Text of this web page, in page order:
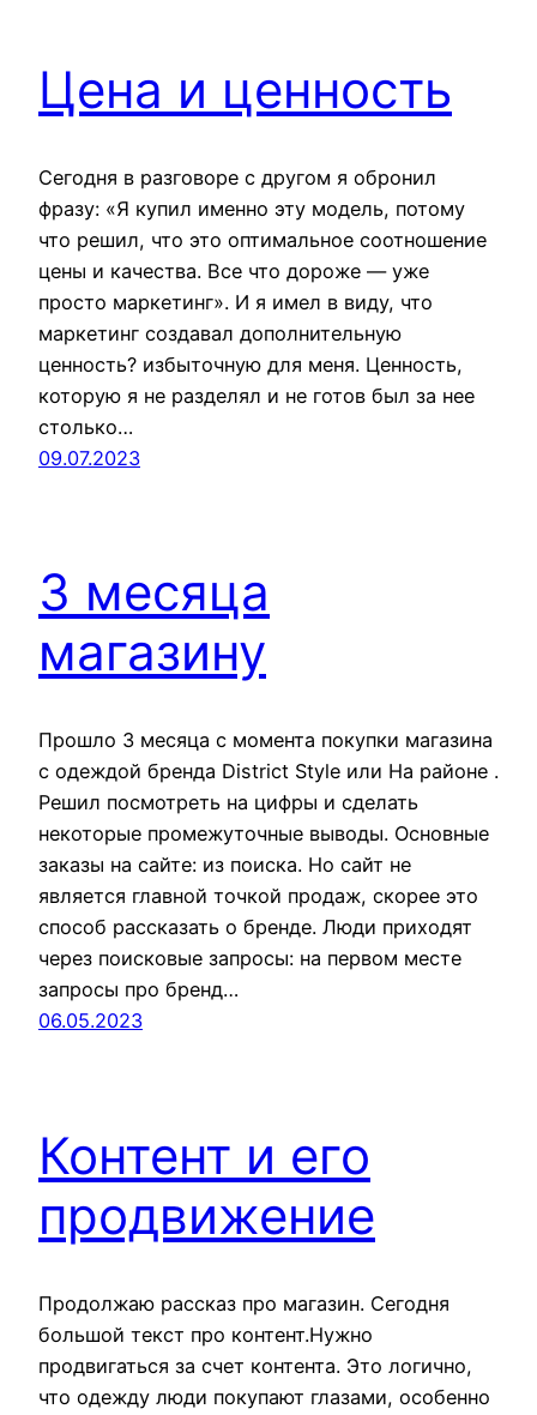
Цена и ценность
Сегодня в разговоре с другом я обронил
фразу: «Я купил именно эту модель, потому
что решил, что это оптимальное соотношение
цены и качества. Все что дороже — уже
просто маркетинг». И я имел в виду, что
маркетинг создавал дополнительную
ценность? избыточную для меня. Ценность,
которую я не разделял и не готов был за нее
столько…
09.07.2023
3 месяца
магазину
Прошло 3 месяца с момента покупки магазина
с одеждой бренда District Style или На районе .
Решил посмотреть на цифры и сделать
некоторые промежуточные выводы. Основные
заказы на сайте: из поиска. Но сайт не
является главной точкой продаж, скорее это
способ рассказать о бренде. Люди приходят
через поисковые запросы: на первом месте
запросы про бренд…
06.05.2023
Контент и его
продвижение
Продолжаю рассказ про магазин. Сегодня
большой текст про контент.Нужно
продвигаться за счет контента. Это логично,
что одежду люди покупают глазами, особенно